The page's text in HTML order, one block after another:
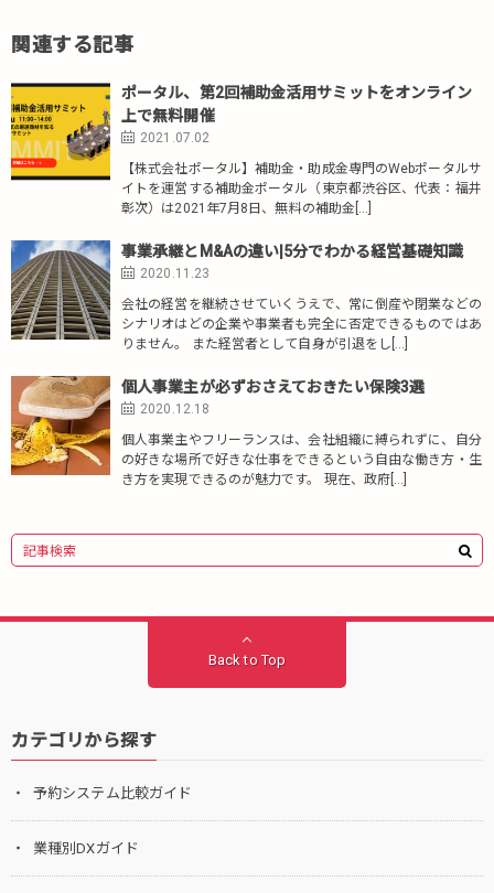
関連する記事
ポータル、第2回補助金活用サミットをオンライン
上で無料開催
2021.07.02
【株式会社ポータル】補助金・助成金専門のWebポータルサ
イトを運営する補助⾦ポータル（東京都渋⾕区、代表：福井
彰次）は2021年7月8日、無料の補助⾦[…]
事業承継とM&Aの違い|5分でわかる経営基礎知識
2020.11.23
会社の経営を継続させていくうえで、常に倒産や閉業などの
シナリオはどの企業や事業者も完全に否定できるものではあ
りません。 また経営者として自身が引退をし[…]
個人事業主が必ずおさえておきたい保険3選
2020.12.18
個人事業主やフリーランスは、会社組織に縛られずに、自分
の好きな場所で好きな仕事をできるという自由な働き方・生
き方を実現できるのが魅力です。 現在、政府[…]
Back to Top
カテゴリから探す
予約システム比較ガイド
業種別DXガイド